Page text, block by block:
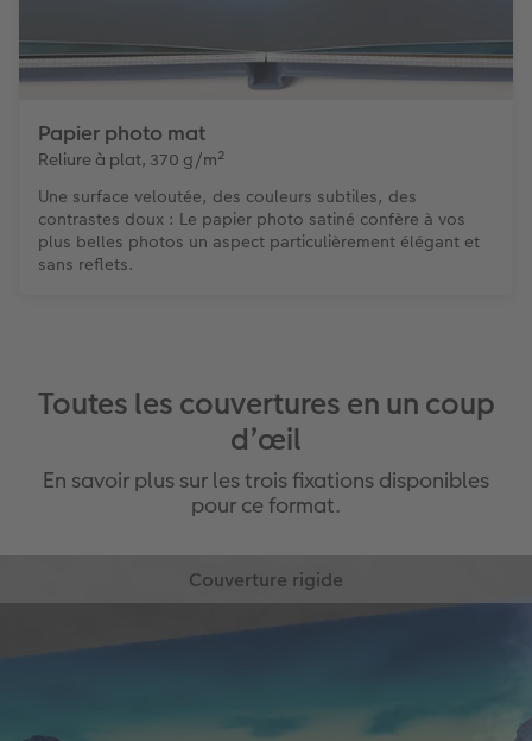
Papier photo mat
Reliure à plat, 370 g/m²
Une surface veloutée, des couleurs subtiles, des
contrastes doux : Le papier photo satiné confère à vos
plus belles photos un aspect particulièrement élégant et
sans reflets.
Toutes les couvertures en un coup
d’œil
En savoir plus sur les trois fixations disponibles
pour ce format.